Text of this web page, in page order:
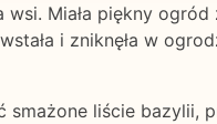
wsi. Miała piękny
i zniknęła w
smażone liście